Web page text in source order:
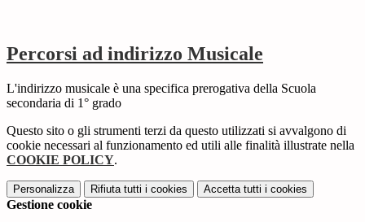
Percorsi ad indirizzo Musicale
L'indirizzo musicale è una specifica prerogativa della Scuola
secondaria di 1° grado
Questo sito o gli strumenti terzi da questo utilizzati si avvalgono di
cookie necessari al funzionamento ed utili alle finalità illustrate nella
COOKIE POLICY.
Personalizza Rifiuta tutti i cookies Accetta tutti i cookies
Gestione cookie